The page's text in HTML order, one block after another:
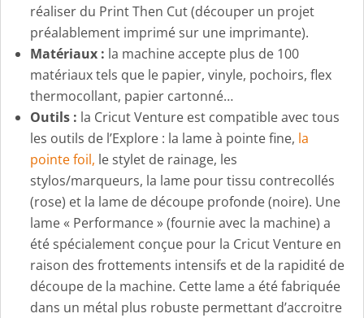
réaliser du Print Then Cut (découper un projet
préalablement imprimé sur une imprimante).
Matériaux : la machine accepte plus de 100
matériaux tels que le papier, vinyle, pochoirs, flex
thermocollant, papier cartonné…
Outils : la Cricut Venture est compatible avec tous
les outils de l’Explore : la lame à pointe fine, la
pointe foil, le stylet de rainage, les
stylos/marqueurs, la lame pour tissu contrecollés
(rose) et la lame de découpe profonde (noire). Une
lame « Performance » (fournie avec la machine) a
été spécialement conçue pour la Cricut Venture en
raison des frottements intensifs et de la rapidité de
découpe de la machine. Cette lame a été fabriquée
dans un métal plus robuste permettant d’accroitre